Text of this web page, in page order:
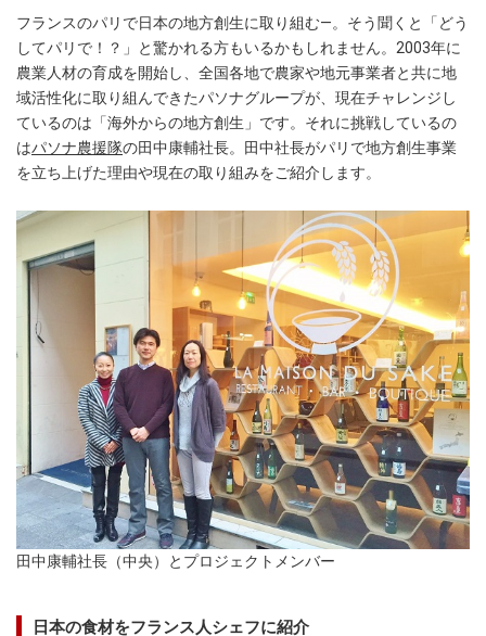
フランスのパリで日本の地方創生に取り組む―。そう聞くと「どう
してパリで！？」と驚かれる方もいるかもしれません。2003年に
農業人材の育成を開始し、全国各地で農家や地元事業者と共に地
域活性化に取り組んできたパソナグループが、現在チャレンジし
ているのは「海外からの地方創生」です。それに挑戦しているの
はパソナ農援隊の田中康輔社長。田中社長がパリで地方創生事業
を立ち上げた理由や現在の取り組みをご紹介します。
田中康輔社長（中央）とプロジェクトメンバー
日本の食材をフランス人シェフに紹介